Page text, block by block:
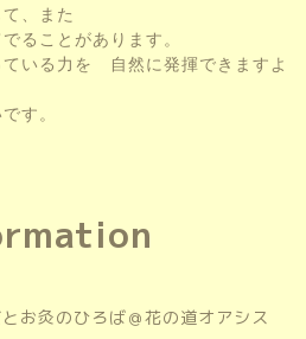
、また
ることがあります。
いる力を 自然に発揮できますよ
す。
お灸のひろば＠花の道オアシス